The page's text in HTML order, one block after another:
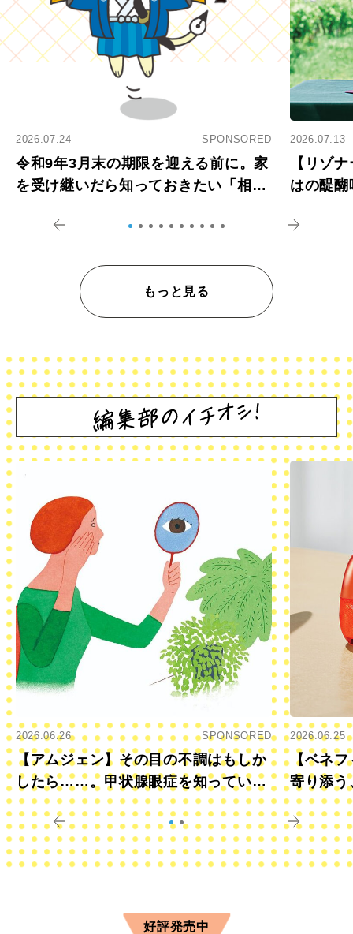
2026.07.24 SPONSORED
令和9年3月末の期限を迎える前に。家
を受け継いだら知っておきたい「相続
2026.07.13
【リゾ
はの醍
もっと見る
2026.06.26 SPONSORED
【アムジェン】その目の不調はもしか
したら……。甲状腺眼症を知っていま
すか？
2026.06.25
【ベネフ
寄り添う
きに
好評発売中